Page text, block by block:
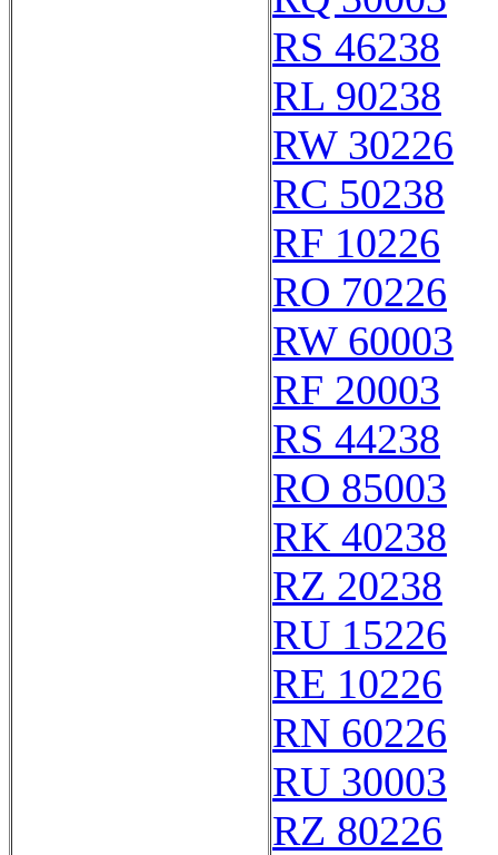
RS 46238
RL 90238
RW 30226
RC 50238
RF 10226
RO 70226
RW 60003
RF 20003
RS 44238
RO 85003
RK 40238
RZ 20238
RU 15226
RE 10226
RN 60226
RU 30003
RZ 80226